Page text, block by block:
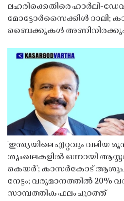
ലഹരിക്കെതിരെ ഹാർലി-
മോട്ടോർസൈക്കിൾ റാലി;
ബൈക്കുകൾ
'ഇന്ത്യയിലെ ഏറ്റവും വലിയ
ശൃംഖലകളിൽ ഒന്നായി ആസ്റ്റർ
കെയർ'; കാസർകോട്
നേട്ടം; വരുമാനത്തിൽ
സാമ്പത്തിക ഫലം പുറത്ത്